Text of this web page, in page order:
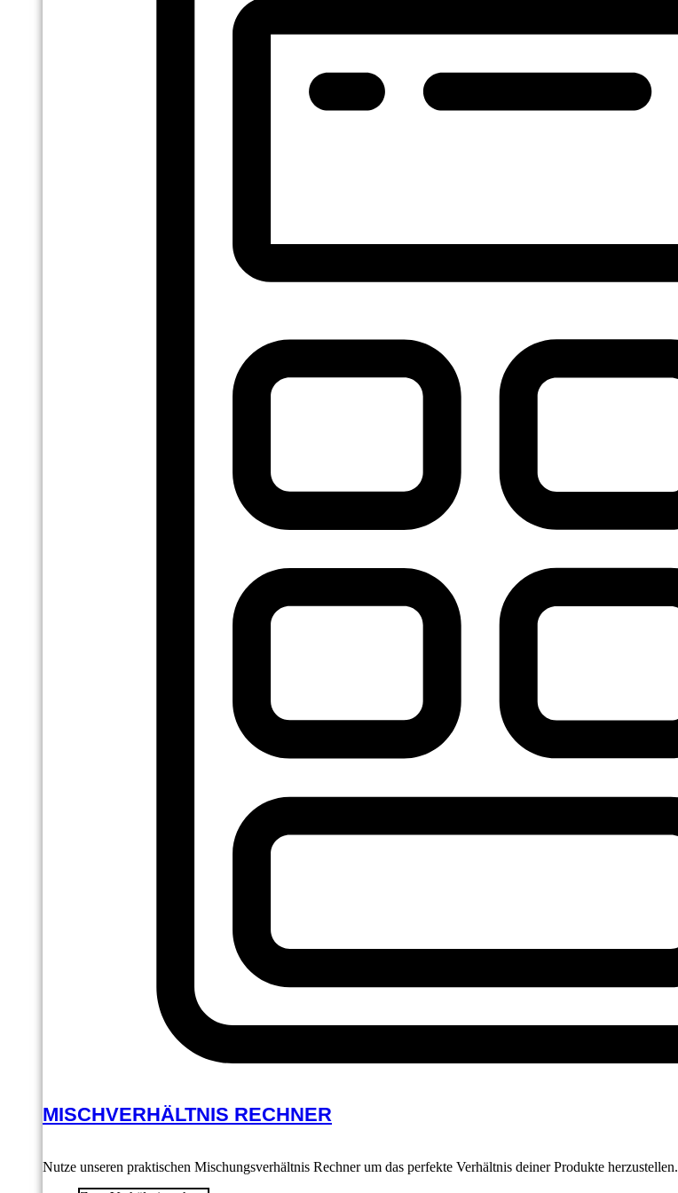
MISCHVERHÄLTNIS RECHNER
Nutze unseren praktischen Mischungsverhältnis Rechner um das perfekte Verhältnis deiner Produkte herzustellen.